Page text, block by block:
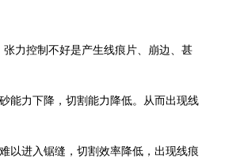
力控制不好是产生线痕片、崩边、甚
力下降，切割能力降低。从而出现线
进入锯缝，切割效率降低，出现线痕